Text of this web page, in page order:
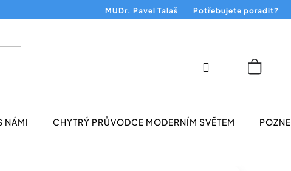
MUDr. Pavel Talaš Potřebujete poradit?
NÁMI CHYTRÝ PRŮVODCE MODERNÍM SVĚTEM
Přihlášení